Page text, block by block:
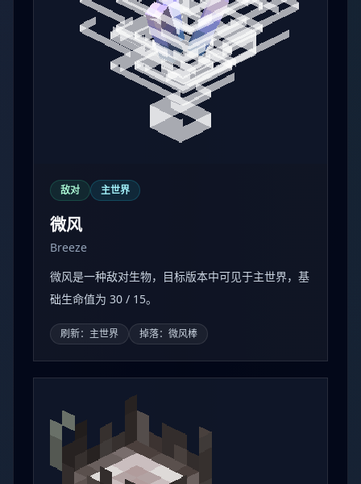
敌对 主世界
微风
Breeze
微风是一种敌对生物，目标版本中可见于主世界，基
础生命值为 30 / 15。
刷新：主世界 掉落：微风棒